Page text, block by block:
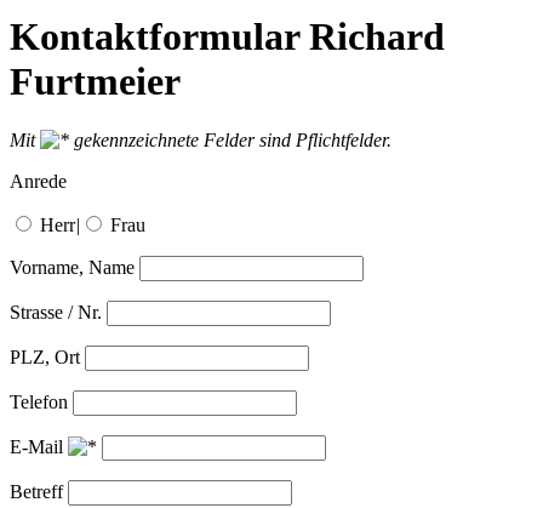
Kontaktformular Richard
Furtmeier
Mit
gekennzeichnete Felder sind Pflichtfelder.
Anrede
Herr| Frau
Vorname, Name
Strasse / Nr.
PLZ, Ort
Telefon
E-Mail
Betreff